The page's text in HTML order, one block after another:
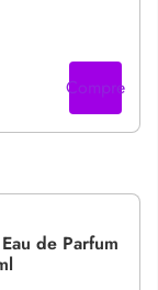
Compre
de Parfum